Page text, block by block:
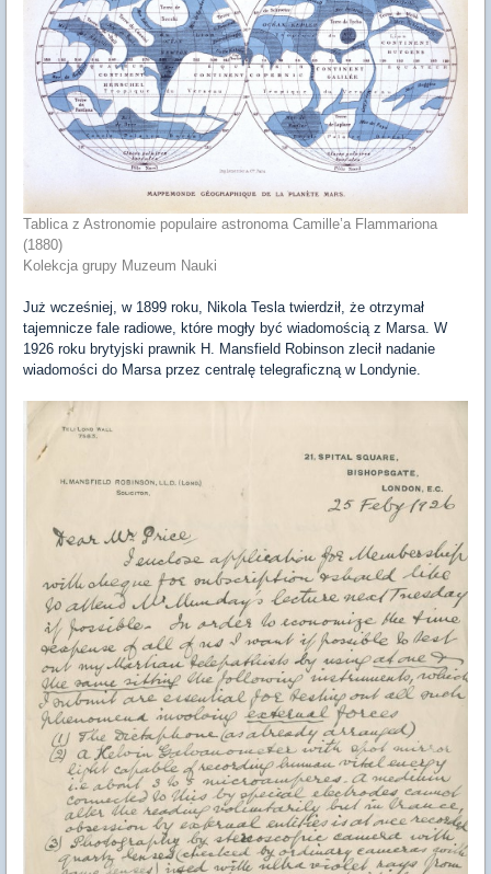
Tablica z Astronomie populaire astronoma Camille’a Flammariona
(1880)
Kolekcja grupy Muzeum Nauki
Już wcześniej, w 1899 roku, Nikola Tesla twierdził, że otrzymał
tajemnicze fale radiowe, które mogły być wiadomością z Marsa. W
1926 roku brytyjski prawnik H. Mansfield Robinson zlecił nadanie
wiadomości do Marsa przez centralę telegraficzną w Londynie.